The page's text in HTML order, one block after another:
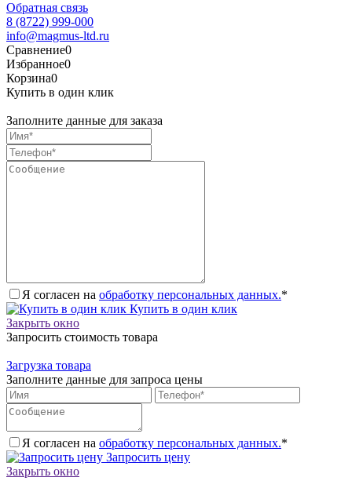
Обратная связь
8 (8722) 999-000
info@magmus-ltd.ru
Сравнение0
Избранное0
Корзина0
Купить в один клик
Заполните данные для заказа
Я согласен на обработку персональных данных.*
Купить в один клик
Закрыть окно
Запросить стоимость товара
Загрузка товара
Заполните данные для запроса цены
Я согласен на обработку персональных данных.*
Запросить цену
Закрыть окно